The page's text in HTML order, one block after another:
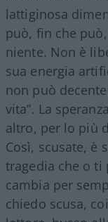
lattiginosa
può, fin che
niente. Non è
sua energia
non può
vita”. La
altro, per lo più
Così, scusate, è
tragedia che o ti
cambia per
chiedo scusa,